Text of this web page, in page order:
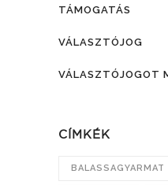
TÁMOGATÁS
VÁLASZTÓJOG
VÁLASZTÓJOGOT
CÍMKÉK
BALASSAGYARMAT